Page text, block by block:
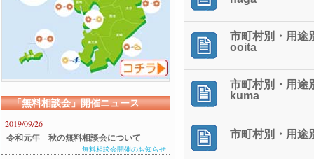
市町村別・用途
ooita
市町村別・用途
kuma
市町村別・用途
「無料相談会」開催ニュース
2019/09/26
令和元年 秋の無料相談会について
無料相談会開催のお知らせ